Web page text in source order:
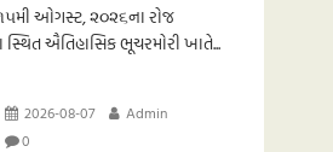
ઓગસ્ટ, ૨૦૨૬ના રોજ
સ્થિત ઐતિહાસિક ભૂચરમોરી ખાતે...
2026-08-07
Admin
0